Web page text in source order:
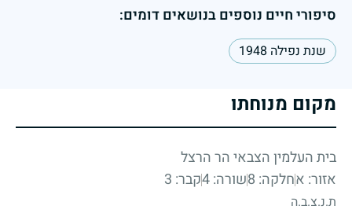
סיפורי חיים נוספים בנושאים דומים:
שנת נפילה 1948
מקום מנוחתו
בית העלמין הצבאי הר הרצל
אזור: אחלקה: 8 שורה: 4 קבר: 3
ת.נ.צ.ב.ה